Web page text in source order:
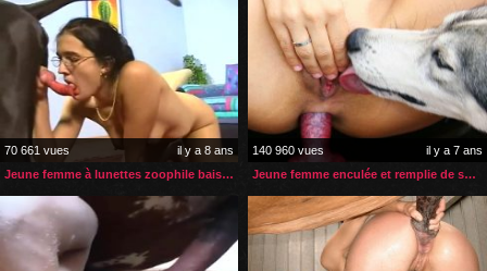
70 661 vues
il y a 8 ans
Jeune femme à lunettes zoophile baisée par son chien
140 960 vues
il y a 7 ans
Jeune femme enculée et remplie de sperme par son chien